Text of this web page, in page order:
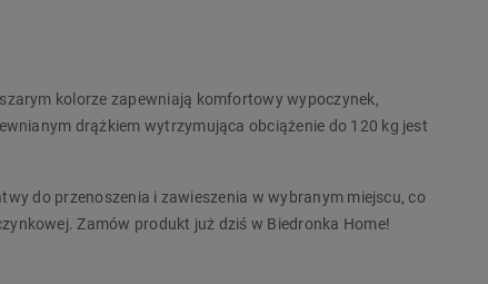
kolorze zapewniają komfortowy wypoczynek,
drążkiem wytrzymująca obciążenie do 120 kg jest
do przenoszenia i zawieszenia w wybranym miejscu, co
Zamów produkt już dziś w Biedronka Home!